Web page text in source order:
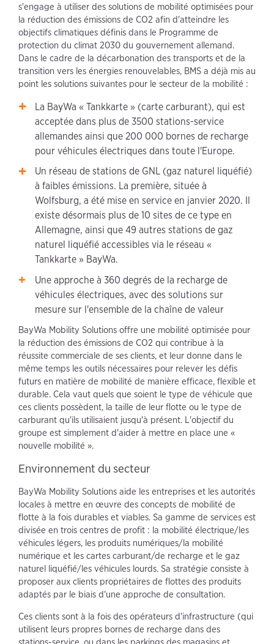
s'engage à utiliser des solutions de mobilité optimisées pour
la réduction des émissions de CO2 afin d'atteindre les
objectifs climatiques définis dans le Programme de
protection du climat 2030 du gouvernement allemand.
Dans le cadre de la décarbonation des transports et de la
transition vers les énergies renouvelables, BMS a déjà mis au
point les solutions suivantes pour le secteur de la mobilité :
La BayWa « Tankkarte » (carte carburant), qui est
acceptée dans plus de 3500 stations-service
allemandes ainsi que 200 000 bornes de recharge
pour véhicules électriques dans toute l'Europe.
Un réseau de stations de GNL (gaz naturel liquéfié)
à faibles émissions. La première, située à
Wolfsburg, a été mise en service en janvier 2020. Il
existe désormais plus de 10 sites de ce type en
Allemagne, ainsi que 49 autres stations de gaz
naturel liquéfié accessibles via le réseau «
Tankkarte » BayWa.
Une approche à 360 degrés de la recharge de
véhicules électriques, avec des solutions sur
mesure sur l'ensemble de la chaîne de valeur
BayWa Mobility Solutions offre une mobilité optimisée pour
la réduction des émissions de CO2 qui contribue à la
réussite commerciale de ses clients, et leur donne dans le
même temps les outils nécessaires pour relever les défis
futurs en matière de mobilité de manière efficace, flexible et
durable. Cela vaut quels que soient le type de véhicule que
ces clients possèdent, la taille de leur flotte ou le type de
carburant qu'ils utilisaient jusqu'à présent. L'objectif du
groupe est simplement d'aider à mettre en place une «
nouvelle mobilité ».
Environnement du secteur
BayWa Mobility Solutions aide les entreprises et les autorités
locales à mettre en œuvre des concepts de mobilité de
flotte à la fois durables et viables. Sa gamme de services est
divisée en trois centres de profit : la mobilité électrique/les
véhicules légers, les produits numériques/la mobilité
numérique et les cartes carburant/de recharge et le gaz
naturel liquéfié/les véhicules lourds. Sa stratégie consiste à
proposer aux clients propriétaires de flottes des produits
adaptés par le biais d'une approche de consultation.
Ces clients sont à la fois des opérateurs d'infrastructure (qui
utilisent leurs propres bornes de recharge dans des